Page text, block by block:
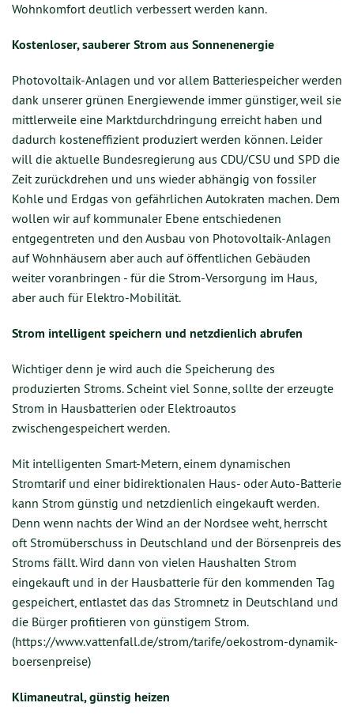
Wohnkomfort deutlich verbessert werden kann.
Kostenloser, sauberer Strom aus Sonnenenergie
Photovoltaik-Anlagen und vor allem Batteriespeicher werden
dank unserer grünen Energiewende immer günstiger, weil sie
mittlerweile eine Marktdurchdringung erreicht haben und
dadurch kosteneffizient produziert werden können. Leider
will die aktuelle Bundesregierung aus CDU/CSU und SPD die
Zeit zurückdrehen und uns wieder abhängig von fossiler
Kohle und Erdgas von gefährlichen Autokraten machen. Dem
wollen wir auf kommunaler Ebene entschiedenen
entgegentreten und den Ausbau von Photovoltaik-Anlagen
auf Wohnhäusern aber auch auf öffentlichen Gebäuden
weiter voranbringen - für die Strom-Versorgung im Haus,
aber auch für Elektro-Mobilität.
Strom intelligent speichern und netzdienlich abrufen
Wichtiger denn je wird auch die Speicherung des
produzierten Stroms. Scheint viel Sonne, sollte der erzeugte
Strom in Hausbatterien oder Elektroautos
zwischengespeichert werden.
Mit intelligenten Smart-Metern, einem dynamischen
Stromtarif und einer bidirektionalen Haus- oder Auto-Batterie
kann Strom günstig und netzdienlich eingekauft werden.
Denn wenn nachts der Wind an der Nordsee weht, herrscht
oft Stromüberschuss in Deutschland und der Börsenpreis des
Stroms fällt. Wird dann von vielen Haushalten Strom
eingekauft und in der Hausbatterie für den kommenden Tag
gespeichert, entlastet das das Stromnetz in Deutschland und
die Bürger profitieren von günstigem Strom.
(https://www.vattenfall.de/strom/tarife/oekostrom-dynamik-
boersenpreise)
Klimaneutral, günstig heizen